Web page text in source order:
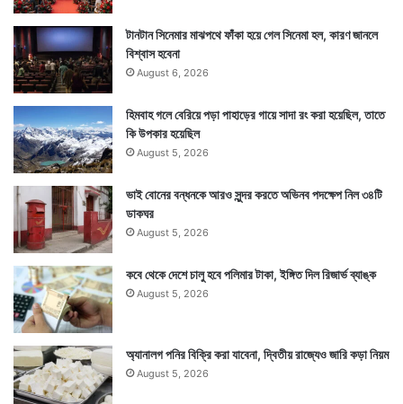
টানটান সিনেমার মাঝপথে ফাঁকা হয়ে গেল সিনেমা হল, কারণ জানলে
বিশ্বাস হবেনা
August 6, 2026
হিমবাহ গলে বেরিয়ে পড়া পাহাড়ের গায়ে সাদা রং করা হয়েছিল, তাতে
কি উপকার হয়েছিল
August 5, 2026
ভাই বোনের বন্ধনকে আরও সুন্দর করতে অভিনব পদক্ষেপ নিল ৩৪টি
ডাকঘর
August 5, 2026
কবে থেকে দেশে চালু হবে পলিমার টাকা, ইঙ্গিত দিল রিজার্ভ ব্যাঙ্ক
August 5, 2026
অ্যানালগ পনির বিক্রি করা যাবেনা, দ্বিতীয় রাজ্যেও জারি কড়া নিয়ম
August 5, 2026